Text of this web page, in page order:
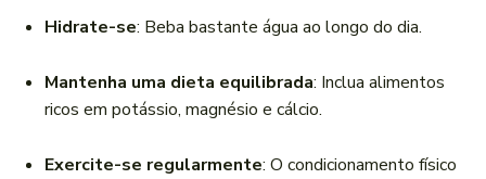
Hidrate-se: Beba bastante água ao longo do dia.
Mantenha uma dieta equilibrada: Inclua alimentos
ricos em potássio, magnésio e cálcio.
Exercite-se regularmente: O condicionamento físico